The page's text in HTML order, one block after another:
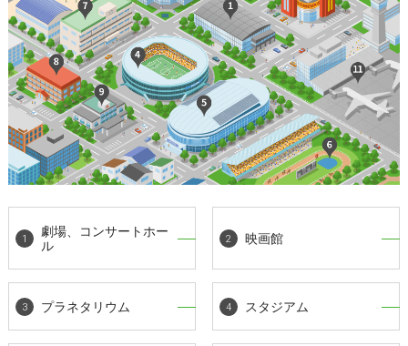
劇場、コンサートホー
ル
映画館
プラネタリウム スタジアム